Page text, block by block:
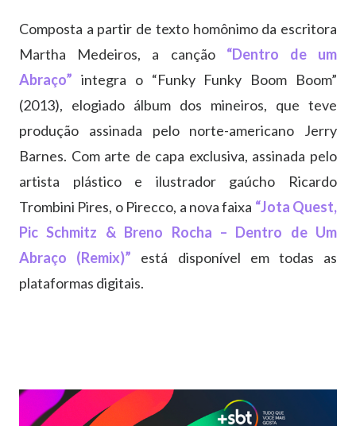
Composta a partir de texto homônimo da escritora
Martha Medeiros, a canção “Dentro de um
Abraço” integra o “Funky Funky Boom Boom”
(2013), elogiado álbum dos mineiros, que teve
produção assinada pelo norte-americano Jerry
Barnes. Com arte de capa exclusiva, assinada pelo
artista plástico e ilustrador gaúcho Ricardo
Trombini Pires, o Pirecco, a nova faixa “Jota Quest,
Pic Schmitz & Breno Rocha – Dentro de Um
Abraço (Remix)” está disponível em todas as
plataformas digitais.